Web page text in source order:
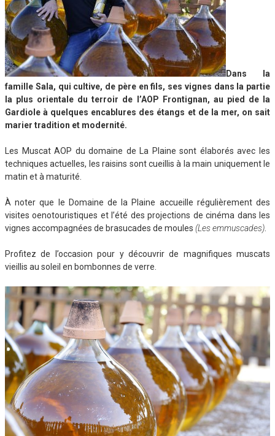
Dans la
famille Sala, qui cultive, de père en fils, ses vignes dans la partie
la plus orientale du terroir de l’AOP Frontignan, au pied de la
Gardiole à quelques encablures des étangs et de la mer, on sait
marier tradition et modernité.
Les Muscat AOP du domaine de La Plaine sont élaborés avec les
techniques actuelles, les raisins sont cueillis à la main uniquement le
matin et à maturité.
À noter que le Domaine de la Plaine accueille régulièrement des
visites oenotouristiques et l’été des projections de cinéma dans les
vignes accompagnées de brasucades de moules (Les emmuscades)
Profitez de l’occasion pour y découvrir de magnifiques muscats
vieillis au soleil en bombonnes de verre.